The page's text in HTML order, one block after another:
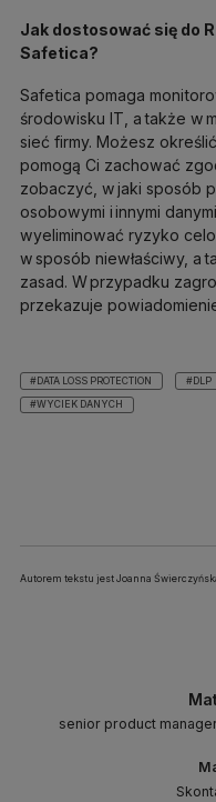
Jak dostosować się do
Safetica?
Safetica pomaga
środowisku IT, a także w
sieć firmy. Możesz
pomogą Ci zachować
zobaczyć, w jaki sposób
osobowymi i innymi
wyeliminować ryzyko
w sposób niewłaściwy, a
zasad. W przypadku
przekazuje
#DATA LOSS PROTECTION #DLP
#WYCIEK DANYCH
Autorem tekstu jest Joanna
senior product